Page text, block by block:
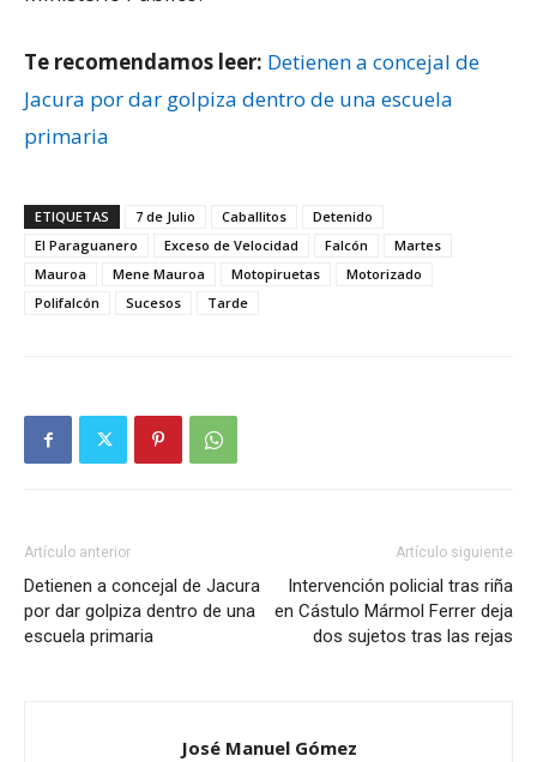
Te recomendamos leer: Detienen a concejal de
Jacura por dar golpiza dentro de una escuela
primaria
ETIQUETAS 7 de Julio Caballitos
Detenido
El Paraguanero
Exceso de Velocidad Falcón
Martes
Mauroa
Mene Mauroa Motopiruetas
Motorizado
Polifalcón
Sucesos Tarde
Artículo anterior
Detienen a concejal de Jacura
por dar golpiza dentro de una
escuela primaria
Artículo siguiente
Intervención policial tras riña
en Cástulo Mármol Ferrer deja
dos sujetos tras las rejas
José Manuel Gómez